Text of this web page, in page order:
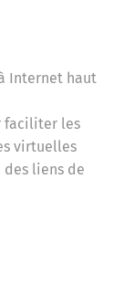
vos
Internet haut
faciliter les
virtuelles
liens de